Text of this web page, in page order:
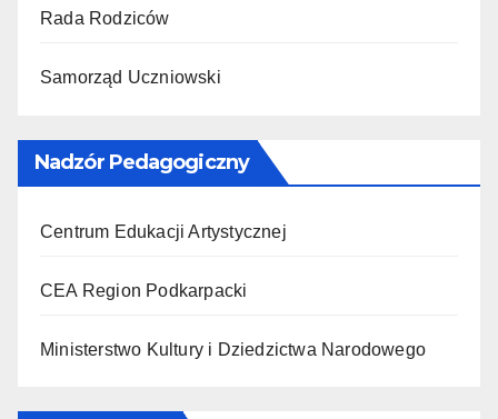
Rada Rodziców
Samorząd Uczniowski
Nadzór Pedagogiczny
Centrum Edukacji Artystycznej
CEA Region Podkarpacki
Ministerstwo Kultury i Dziedzictwa Narodowego